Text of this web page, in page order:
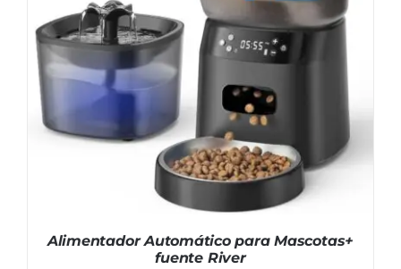
Alimentador Automático para Mascotas+
fuente River